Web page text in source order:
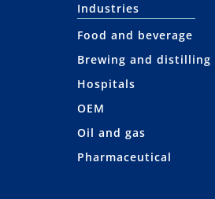
Industries
Food and beverage
Brewing and distilling
Hospitals
OEM
Oil and gas
Pharmaceutical